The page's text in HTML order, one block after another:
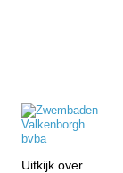
Uitkijk over